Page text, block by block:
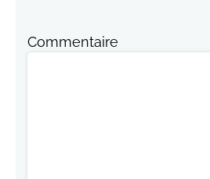
Commentaire